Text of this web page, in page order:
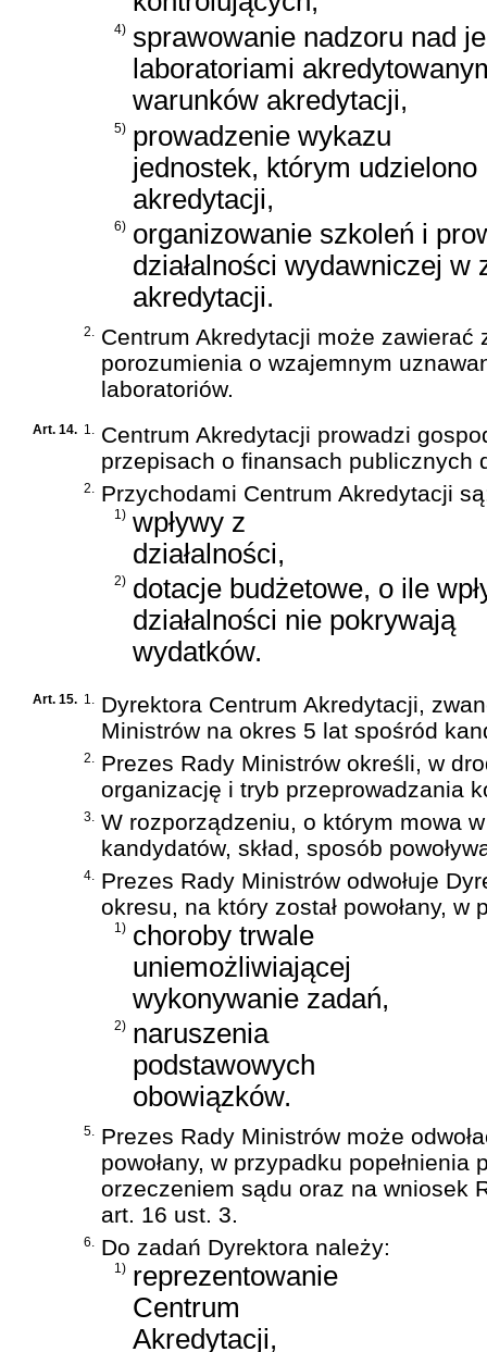
4) sprawowanie nadzoru nad
laboratoriami
warunków akredytacji,
5) prowadzenie wykazu
jednostek, którym udzielono
akredytacji,
6) organizowanie szkoleń i
działalności wydawniczej w
akredytacji.
2.
Centrum Akredytacji może
porozumienia o wzajemnym
laboratoriów.
Art. 14. 1.
Centrum Akredytacji prowadzi
przepisach o finansach publicznych
2. Przychodami Centrum Akredytacji
1) wpływy z
działalności,
2) dotacje budżetowe, o ile
działalności nie pokrywają
wydatków.
Art. 15. 1. Dyrektora Centrum Akredytacji,
Ministrów na okres 5 lat spośród
2. Prezes Rady Ministrów określi, w
organizację i tryb przeprowadzania
3. W rozporządzeniu, o którym mowa
kandydatów, skład, sposób
4. Prezes Rady Ministrów odwołuje
okresu, na który został powołany, w
1) choroby trwale
uniemożliwiającej
wykonywanie zadań,
2) naruszenia
podstawowych
obowiązków.
5. Prezes Rady Ministrów może
powołany, w przypadku
orzeczeniem sądu oraz na wniosek
art. 16 ust. 3.
6. Do zadań Dyrektora należy:
1) reprezentowanie
Centrum
Akredytacji,